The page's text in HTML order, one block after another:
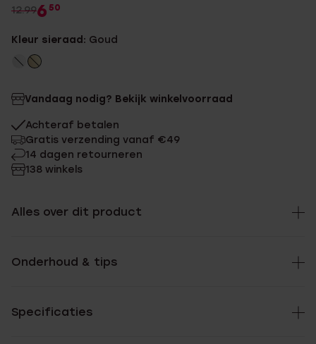
12.996 50
Kleur sieraad: Goud
Vandaag nodig? Bekijk winkelvoorraad
Achteraf betalen
Gratis verzending vanaf €49
14 dagen retourneren
138 winkels
Alles over dit product
Onderhoud & tips
Specificaties